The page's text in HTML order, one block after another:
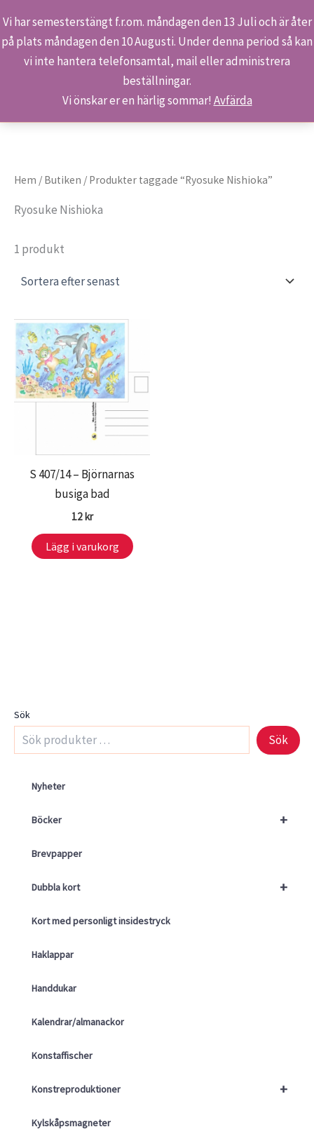
Vi har semesterstängt f.r.om. måndagen den 13 Juli och är åter
på plats måndagen den 10 Augusti. Under denna period så kan
vi inte hantera telefonsamtal, mail eller administrera
beställningar.
Vi önskar er en härlig sommar! Avfärda
Hoppa
Sök
Hem Produkter Ryosuke Nishioka
Sök
Sök
Nyheter
+
Böcker
Brevpapper
+
Dubbla kort
Kort med personligt insidestryck
Haklappar
Handdukar
Kalendrar/almanackor
Konstaffischer
+
Konstreproduktioner
Kylskåpsmagneter
Hem / Butiken / Produkter taggade “Ryosuke Nishioka”
Ryosuke Nishioka
1 produkt
S 407/14 – Björnarnas
busiga bad
12kr
Lägg i varukorg